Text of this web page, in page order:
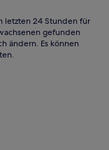
letzten 24 Stunden für
gefunden
ändern. Es können